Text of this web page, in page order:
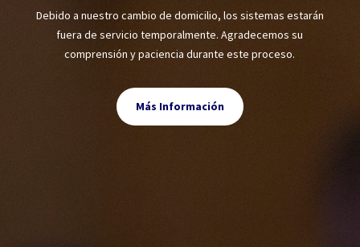
Debido a nuestro cambio de domicilio, los sistemas estarán
fuera de servicio temporalmente. Agradecemos su
comprensión y paciencia durante este proceso.
Más Información